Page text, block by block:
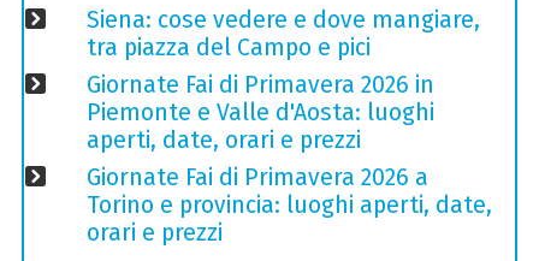
Siena: cose vedere e dove mangiare,
tra piazza del Campo e pici
Giornate Fai di Primavera 2026 in
Piemonte e Valle d'Aosta: luoghi
aperti, date, orari e prezzi
Giornate Fai di Primavera 2026 a
Torino e provincia: luoghi aperti, date,
orari e prezzi